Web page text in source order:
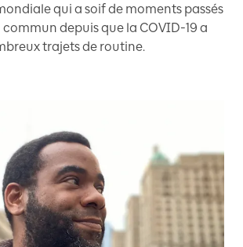
qui a soif de moments passés
depuis que la COVID-19 a
trajets de routine.